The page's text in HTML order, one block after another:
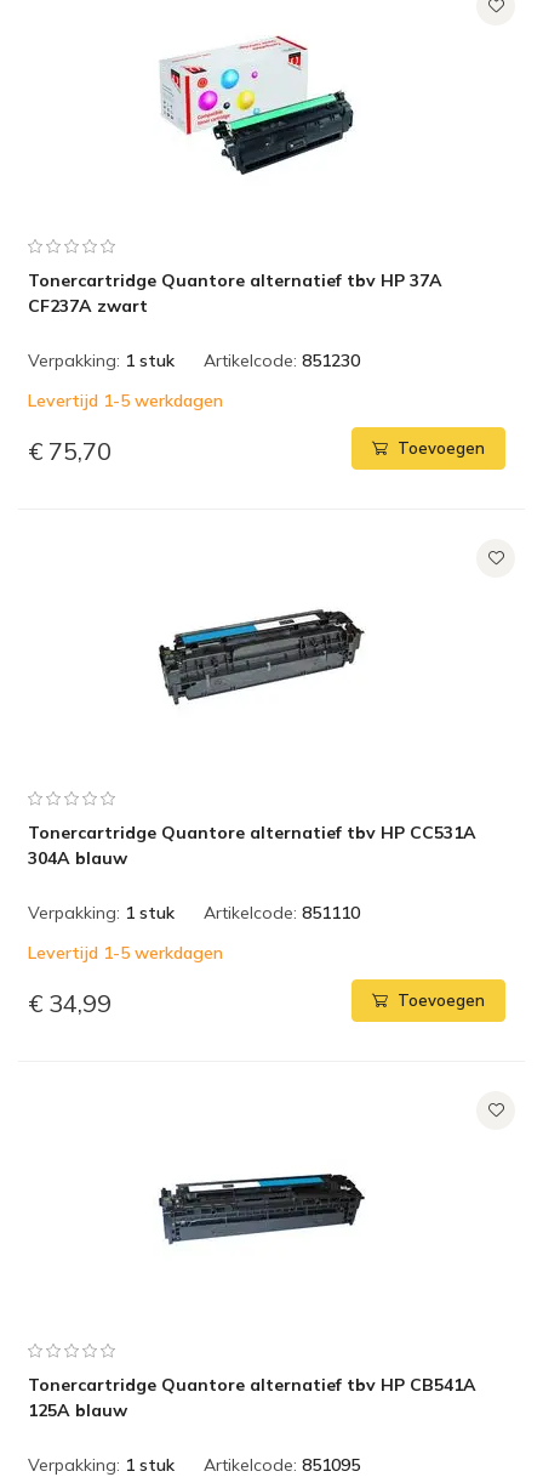
Tonercartridge Quantore alternatief tbv HP 37A
CF237A zwart
Verpakking: 1 stuk Artikelcode: 851230
Levertijd 1-5 werkdagen
€ 75,70 Toevoegen
Tonercartridge Quantore alternatief tbv HP CC531A
304A blauw
Verpakking: 1 stuk Artikelcode: 851110
Levertijd 1-5 werkdagen
€ 34,99 Toevoegen
Tonercartridge Quantore alternatief tbv HP CB541A
125A blauw
Verpakking: 1 stuk Artikelcode: 851095